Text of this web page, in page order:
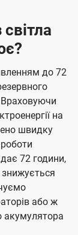
до 72
на
швидку
72 години,
або ж
акумулятора